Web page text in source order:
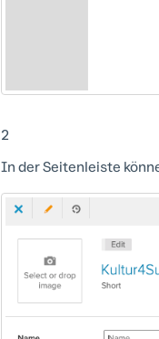
2
In der Seitenleiste